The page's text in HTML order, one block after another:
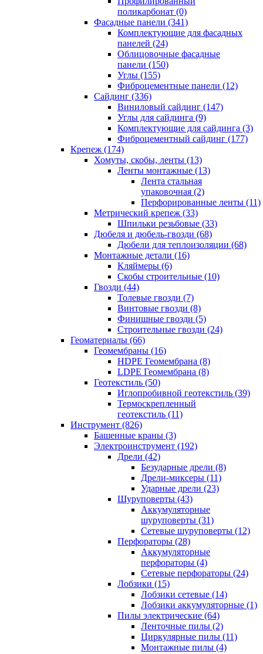
поликарбонат (0)
Фасадные панели (341)
Комплектующие для фасадных
панелей (24)
Облицовочные фасадные
панели (150)
Углы (155)
Фиброцементные панели (12)
Сайдинг (336)
Виниловый сайдинг (147)
Углы для сайдинга (9)
Комплектующие для сайдинга (3)
Фиброцементный сайдинг (177)
Крепеж (174)
Хомуты, скобы, ленты (13)
Ленты монтажные (13)
Лента стальная
упаковочная (2)
Перфорированные ленты (11)
Метрический крепеж (33)
Шпильки резьбовые (33)
Дюбеля и дюбель-гвозди (68)
Дюбели для теплоизоляции (68)
Монтажные детали (16)
Кляймеры (6)
Скобы строительные (10)
Гвозди (44)
Толевые гвозди (7)
Винтовые гвозди (8)
Финишные гвозди (5)
Строительные гвозди (24)
Геоматериалы (66)
Геомембраны (16)
HDPE Геомембрана (8)
LDPE Геомембрана (8)
Геотекстиль (50)
Иглопробивной геотекстиль (39)
Термоскрепленный
геотекстиль (11)
Инструмент (826)
Башенные краны (3)
Электроинструмент (192)
Дрели (42)
Безударные дрели (8)
Дрели-миксеры (11)
Ударные дрели (23)
Шуруповерты (43)
Аккумуляторные
шуруповерты (31)
Сетевые шуруповерты (12)
Перфораторы (28)
Аккумуляторные
перфораторы (4)
Сетевые перфораторы (24)
Лобзики (15)
Лобзики сетевые (14)
Лобзики аккумуляторные (1)
Пилы электрические (64)
Ленточные пилы (2)
Циркулярные пилы (11)
Монтажные пилы (4)